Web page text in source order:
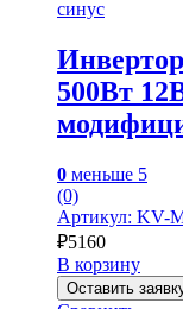
синус
500Вт
0 меньше 5
(0)
Артикул: KV-
₽5160
В корзину
Оставить